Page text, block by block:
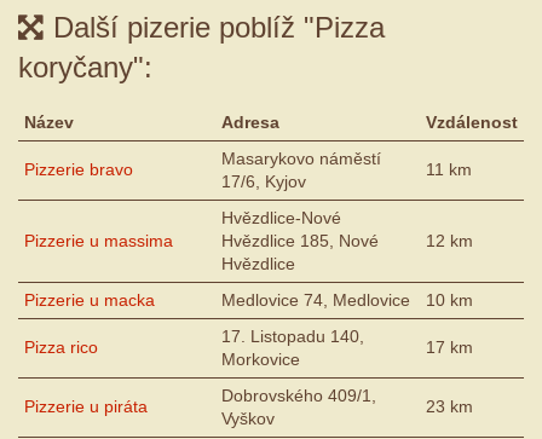
Další pizerie poblíž "Pizza
koryčany":
Název Adresa Vzdálenost
Pizzerie bravo
Masarykovo náměstí
17/6, Kyjov
11 km
Pizzerie u massima
Hvězdlice-Nové
Hvězdlice 185, Nové
Hvězdlice
12 km
Pizzerie u macka Medlovice 74, Medlovice 10 km
Pizza rico
17. Listopadu 140,
Morkovice
17 km
Pizzerie u piráta
Dobrovského 409/1,
Vyškov
23 km